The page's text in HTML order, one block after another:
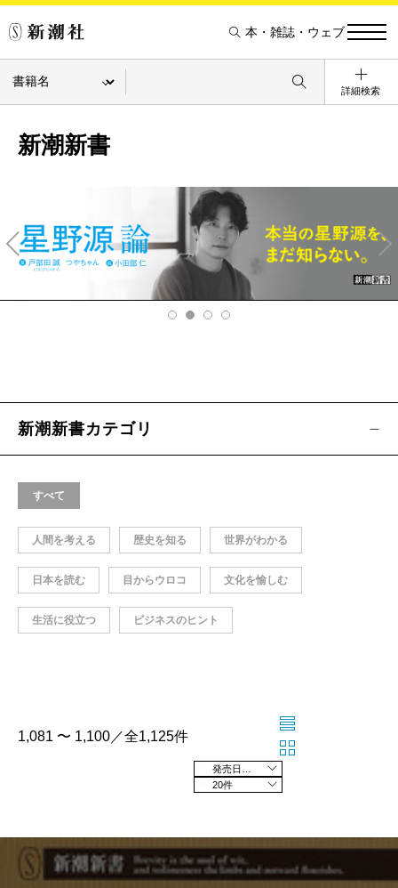
本・雑誌・ウェブ
詳細検索
新潮新書
v
Ne
xt
新潮新書カテゴリ
すべて
人間を考える 歴史を知る 世界がわかる
日本を読む 目からウロコ 文化を愉しむ
生活に役立つ ビジネスのヒント
1,081 〜 1,100／全1,125件
20件